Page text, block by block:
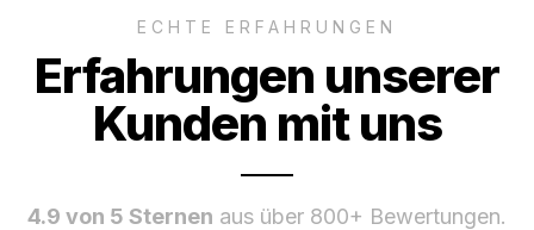
ECHTE ERFAHRUNGEN
Erfahrungen unserer
Kunden mit uns
4.9 von 5 Sternen aus über 800+ Bewertungen.